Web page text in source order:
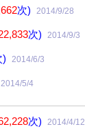
次) 2014/9/28
次) 2014/9/3
) 2014/6/3
2014/5/4
次) 2014/4/12